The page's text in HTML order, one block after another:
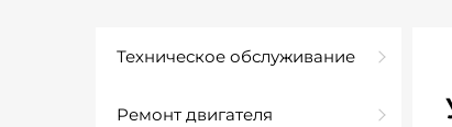
Техническое обслуживание
Ремонт двигателя